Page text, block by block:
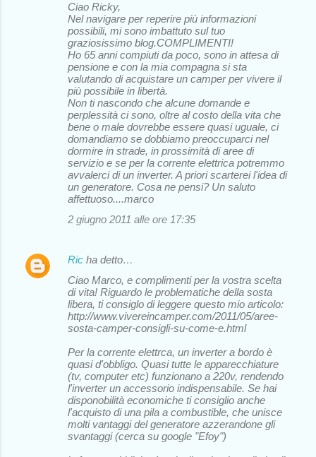
Ciao Ricky,
Nel navigare per reperire più informazioni
possibili, mi sono imbattuto sul tuo
graziosissimo blog.COMPLIMENTI!
Ho 65 anni compiuti da poco, sono in attesa di
pensione e con la mia compagna si sta
valutando di acquistare un camper per vivere il
più possibile in libertà.
Non ti nascondo che alcune domande e
perplessità ci sono, oltre al costo della vita che
bene o male dovrebbe essere quasi uguale, ci
domandiamo se dobbiamo preoccuparci nel
dormire in strade, in prossimità di aree di
servizio e se per la corrente elettrica potremmo
avvalerci di un inverter. A priori scarterei l'idea di
un generatore. Cosa ne pensi? Un saluto
affettuoso....marco
2 giugno 2011 alle ore 17:35
Ric ha detto…
Ciao Marco, e complimenti per la vostra scelta
di vita! Riguardo le problematiche della sosta
libera, ti consiglo di leggere questo mio articolo:
http://www.vivereincamper.com/2011/05/aree-
sosta-camper-consigli-su-come-e.html
Per la corrente elettrca, un inverter a bordo è
quasi d'obbligo. Quasi tutte le apparecchiature
(tv, computer etc) funzionano a 220v, rendendo
l'inverter un accessorio indispensabile. Se hai
disponobilità economiche ti consiglio anche
l'acquisto di una pila a combustible, che unisce
molti vantaggi del generatore azzerandone gli
svantaggi (cerca su google "Efoy")